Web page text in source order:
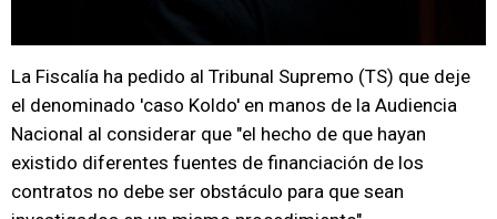
La Fiscalía ha pedido al Tribunal Supremo (TS) que deje
el denominado 'caso Koldo' en manos de la Audiencia
Nacional al considerar que "el hecho de que hayan
existido diferentes fuentes de financiación de los
contratos no debe ser obstáculo para que sean